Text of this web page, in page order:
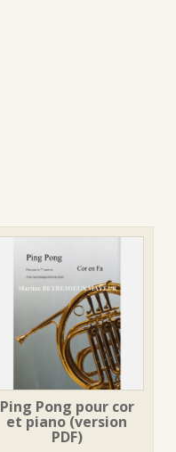
Ping Pong pour cor
et piano (version
PDF)